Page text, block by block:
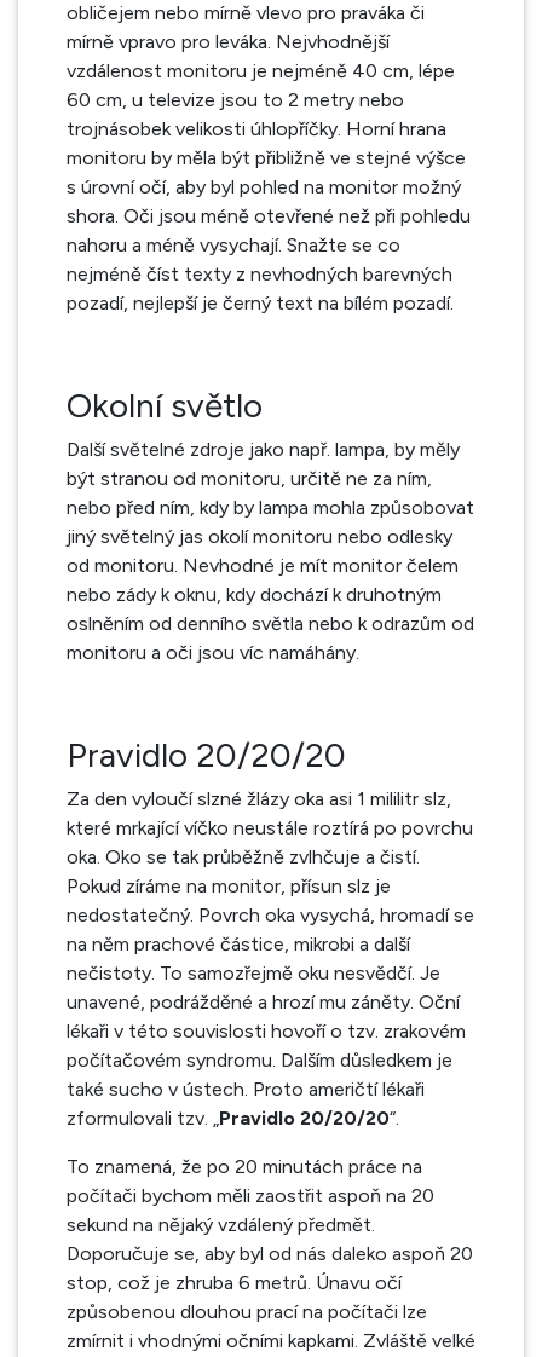
obličejem nebo mírně vlevo pro praváka či
mírně vpravo pro leváka. Nejvhodnější
vzdálenost monitoru je nejméně 40 cm, lépe
60 cm, u televize jsou to 2 metry nebo
trojnásobek velikosti úhlopříčky. Horní hrana
monitoru by měla být přibližně ve stejné výšce
s úrovní očí, aby byl pohled na monitor možný
shora. Oči jsou méně otevřené než při pohledu
nahoru a méně vysychají. Snažte se co
nejméně číst texty z nevhodných barevných
pozadí, nejlepší je černý text na bílém pozadí.
Okolní světlo
Další světelné zdroje jako např. lampa, by měly
být stranou od monitoru, určitě ne za ním,
nebo před ním, kdy by lampa mohla způsobovat
jiný světelný jas okolí monitoru nebo odlesky
od monitoru. Nevhodné je mít monitor čelem
nebo zády k oknu, kdy dochází k druhotným
oslněním od denního světla nebo k odrazům od
monitoru a oči jsou víc namáhány.
Pravidlo 20/20/20
Za den vyloučí slzné žlázy oka asi 1 mililitr slz,
které mrkající víčko neustále roztírá po povrchu
oka. Oko se tak průběžně zvlhčuje a čistí.
Pokud zíráme na monitor, přísun slz je
nedostatečný. Povrch oka vysychá, hromadí se
na něm prachové částice, mikrobi a další
nečistoty. To samozřejmě oku nesvědčí. Je
unavené, podrážděné a hrozí mu záněty. Oční
lékaři v této souvislosti hovoří o tzv. zrakovém
počítačovém syndromu. Dalším důsledkem je
také sucho v ústech. Proto američtí lékaři
zformulovali tzv. „Pravidlo 20/20/20“.
To znamená, že po 20 minutách práce na
počítači bychom měli zaostřit aspoň na 20
sekund na nějaký vzdálený předmět.
Doporučuje se, aby byl od nás daleko aspoň 20
stop, což je zhruba 6 metrů. Únavu očí
způsobenou dlouhou prací na počítači lze
zmírnit i vhodnými očními kapkami. Zvláště velké